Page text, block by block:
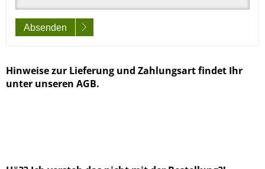
Absenden
Hinweise zur Lieferung und Zahlungsart findet Ihr
unter unseren AGB.